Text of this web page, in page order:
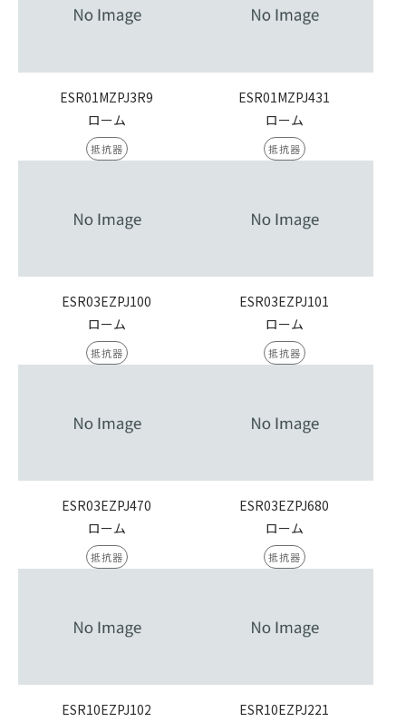
ESR01MZPJ3R9
ローム
抵抗器
ESR01MZPJ431
ローム
抵抗器
ESR03EZPJ100
ローム
抵抗器
ESR03EZPJ101
ローム
抵抗器
ESR03EZPJ470
ローム
抵抗器
ESR03EZPJ680
ローム
抵抗器
ESR10EZPJ102
ESR10EZPJ221